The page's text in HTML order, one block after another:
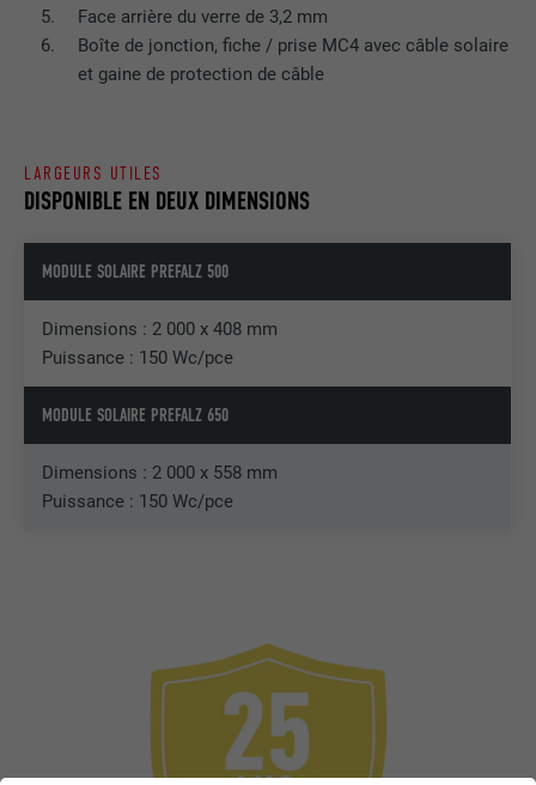
Face arrière du verre de 3,2 mm
Boîte de jonction, fiche / prise MC4 avec câble solaire
et gaine de protection de câble
DISPONIBLE EN DEUX DIMENSIONS
LARGEURS UTILES
MODULE SOLAIRE PREFALZ 500
Dimensions : 2 000 x 408 mm
Puissance : 150 Wc/pce
MODULE SOLAIRE PREFALZ 650
Dimensions : 2 000 x 558 mm
Puissance : 150 Wc/pce